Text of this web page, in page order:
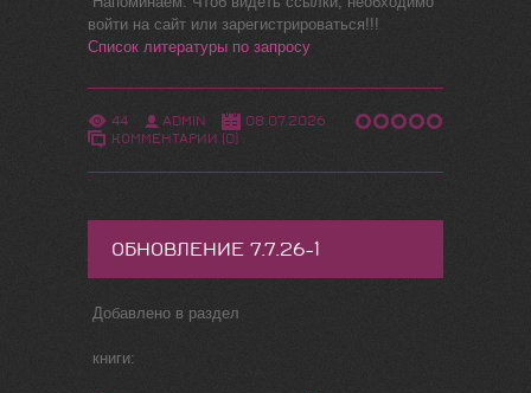
войти на сайт или зарегистрироваться!!!
Список литературы по запросу
44 ADMIN
08.07.2026
КОММЕНТАРИИ (0)
ОБНОВЛЕНИЕ 7.7.26-1
Добавлено в раздел
книги: